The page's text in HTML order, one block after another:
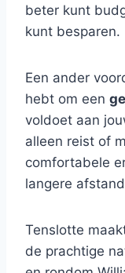
beter kunt
kunt besparen.
Een ander
hebt om een
voldoet aan
alleen reist of
comfortabele
langere
Tenslotte
de prachtige